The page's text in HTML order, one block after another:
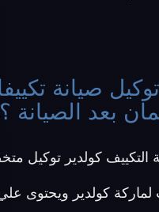
صيانة
بعد الصيانة ؟
التكييف كولدير توكيل
لماركة كولدير ويحتوى